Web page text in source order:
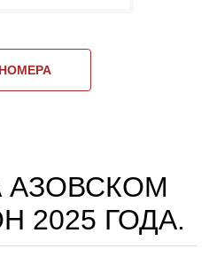
АЗОВСКОМ
2025 ГОДА.